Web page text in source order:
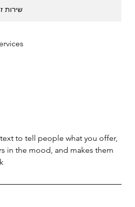
שירות
to tell people what you offer,
in the mood, and makes them